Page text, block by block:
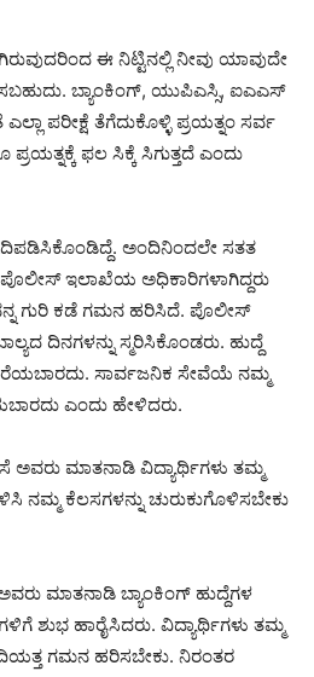
ಈ ನಿಟ್ಟಿನಲ್ಲಿ ನೀವು ಯಾವುದೇ
ಬ್ಯಾಂಕಿಂಗ್, ಯುಪಿಎಸ್ಸಿ, ಐಎಎಸ್
ಪರೀಕ್ಷೆ ತೆಗೆದುಕೊಳ್ಳಿ ಪ್ರಯತ್ನಂ ಸರ್ವ
ಫಲ ಸಿಕ್ಕೆ ಸಿಗುತ್ತದೆ ಎಂದು
ಅಂದಿನಿಂದಲೇ ಸತತ
ಇಲಾಖೆಯ ಅಧಿಕಾರಿಗಳಾಗಿದ್ದರು
ಗುರಿ ಕಡೆ ಗಮನ ಹರಿಸಿದೆ. ಪೊಲೀಸ್
ದಿನಗಳನ್ನು ಸ್ಮರಿಸಿಕೊಂಡರು. ಹುದ್ದೆ
ಸಾರ್ವಜನಿಕ ಸೇವೆಯೆ ನಮ್ಮ
ಎಂದು ಹೇಳಿದರು.
ಅವರು ಮಾತನಾಡಿ ವಿದ್ಯಾರ್ಥಿಗಳು ತಮ್ಮ
ನಮ್ಮ ಕೆಲಸಗಳನ್ನು ಚುರುಕುಗೊಳಿಸಬೇಕು
ಮಾತನಾಡಿ ಬ್ಯಾಂಕಿಂಗ್ ಹುದ್ದೆಗಳ
ಶುಭ ಹಾರೈಸಿದರು. ವಿದ್ಯಾರ್ಥಿಗಳು ತಮ್ಮ
ಗಮನ ಹರಿಸಬೇಕು. ನಿರಂತರ